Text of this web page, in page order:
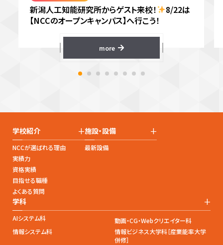
新潟人工知能研究所からゲスト来校！
8/22は
【NCCのオープンキャンパス】へ行こう！
more
学校紹介 +
NCCが選ばれる理由
実績力
資格実績
目指せる職種
よくある質問
施設・設備 +
最新設備
学科 +
AIシステム科
動画・CG・Webクリエイター科
情報システム科
情報ビジネス大学科［産業能率大学
併修］